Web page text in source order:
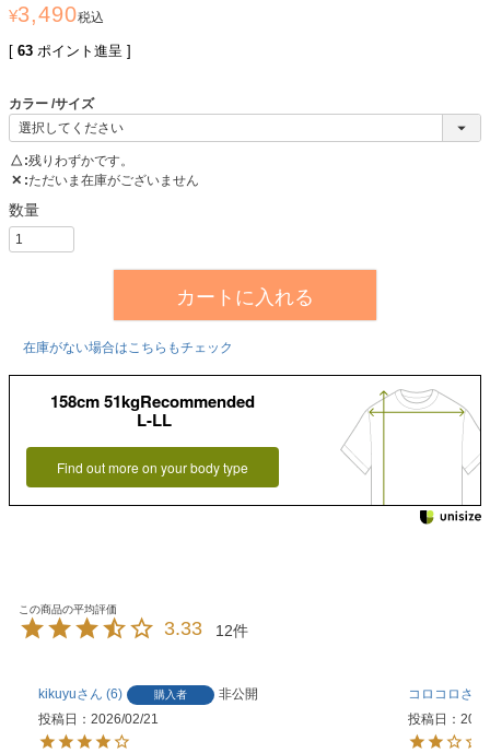
¥3,490税込
[ 63 ポイント進呈 ]
カラー サイズ
△ 残りわずかです。
✕ ただいま在庫がございません
カートに入れる
在庫がない場合はこちらもチェック
158cm 51kgRecommended
L-LL
Find out more on your body type
3.33 12
kikuyu 6 購入者
非公開
投稿日
2026/02/21
コロコロ
投稿日